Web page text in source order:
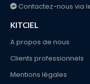
Confidentialité
OBSŁUGA KLIENTA
Kontakt
Zamówienie i dostawa
Płatności